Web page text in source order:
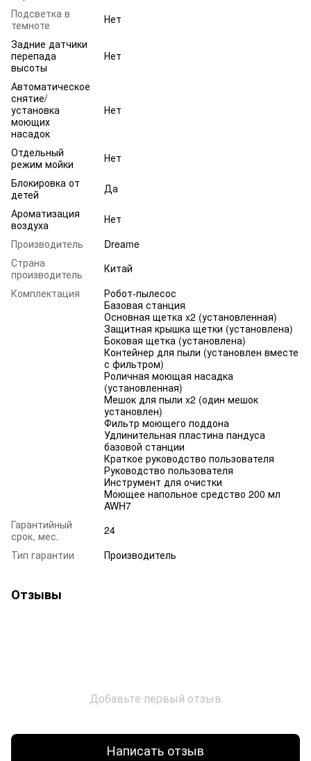
Подсветка в
темноте
Нет
Задние датчики
перепада
высоты
Нет
Автоматическое
снятие/
установка
моющих
насадок
Нет
Отдельный
режим мойки
Нет
Блокировка от
детей
Да
Ароматизация
воздуха
Нет
Производитель
Dreame
Страна
производитель
Китай
Комплектация
Робот-пылесос
Базовая станция
Основная щетка x2 (установленная)
Защитная крышка щетки (установлена)
Боковая щетка (установлена)
Контейнер для пыли (установлен вместе
с фильтром)
Роличная моющая насадка
(установленная)
Мешок для пыли x2 (один мешок
установлен)
Фильтр моющего поддона
Удлинительная пластина пандуса
базовой станции
Краткое руководство пользователя
Руководство пользователя
Инструмент для очистки
Моющее напольное средство 200 мл
AWH7
Гарантийный
срок, мес.
24
Тип гарантии
Производитель
Отзывы
Добавьте первый отзыв
Написать отзыв